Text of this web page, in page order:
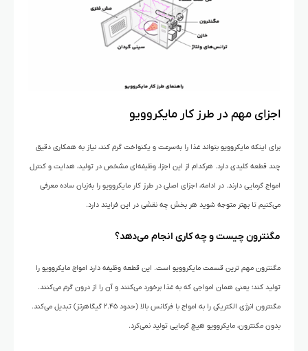
اجزای مهم در طرز کار مایکروویو
برای اینکه مایکروویو بتواند غذا را به‌سرعت و یکنواخت گرم کند، نیاز به همکاری دقیق
چند قطعه‌ کلیدی دارد. هرکدام از این اجزا، وظیفه‌ای مشخص در تولید، هدایت و کنترل
امواج گرمایی دارند. در ادامه، اجزای اصلی در طرز کار مایکروویو را به‌زبان ساده معرفی
می‌کنیم تا بهتر متوجه شوید هر بخش چه نقشی در این فرایند دارد.
مگنترون چیست و چه کاری انجام می‌دهد؟
مگنترون مهم ترین قسمت مایکروویو است. این قطعه وظیفه دارد امواج مایکروویو را
تولید کند؛ یعنی همان امواجی که به غذا برخورد می‌کنند و آن را از درون گرم می‌کنند.
مگنترون انرژی الکتریکی را به امواج با فرکانس بالا (حدود ۲.۴۵ گیگاهرتز) تبدیل می‌کند.
بدون مگنترون، مایکروویو هیچ گرمایی تولید نمی‌کرد.